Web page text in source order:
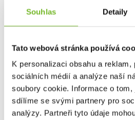
Souhlas Detaily
Tato webová stránka používá
K personalizaci obsahu a
sociálních médií a analýze naší
soubory cookie. Informace o
sdílíme se svými partnery pro
analýzy. Partneři tyto údaje
Náhradní filtr pro
Tato náhradní filtrační kazeta
orig...